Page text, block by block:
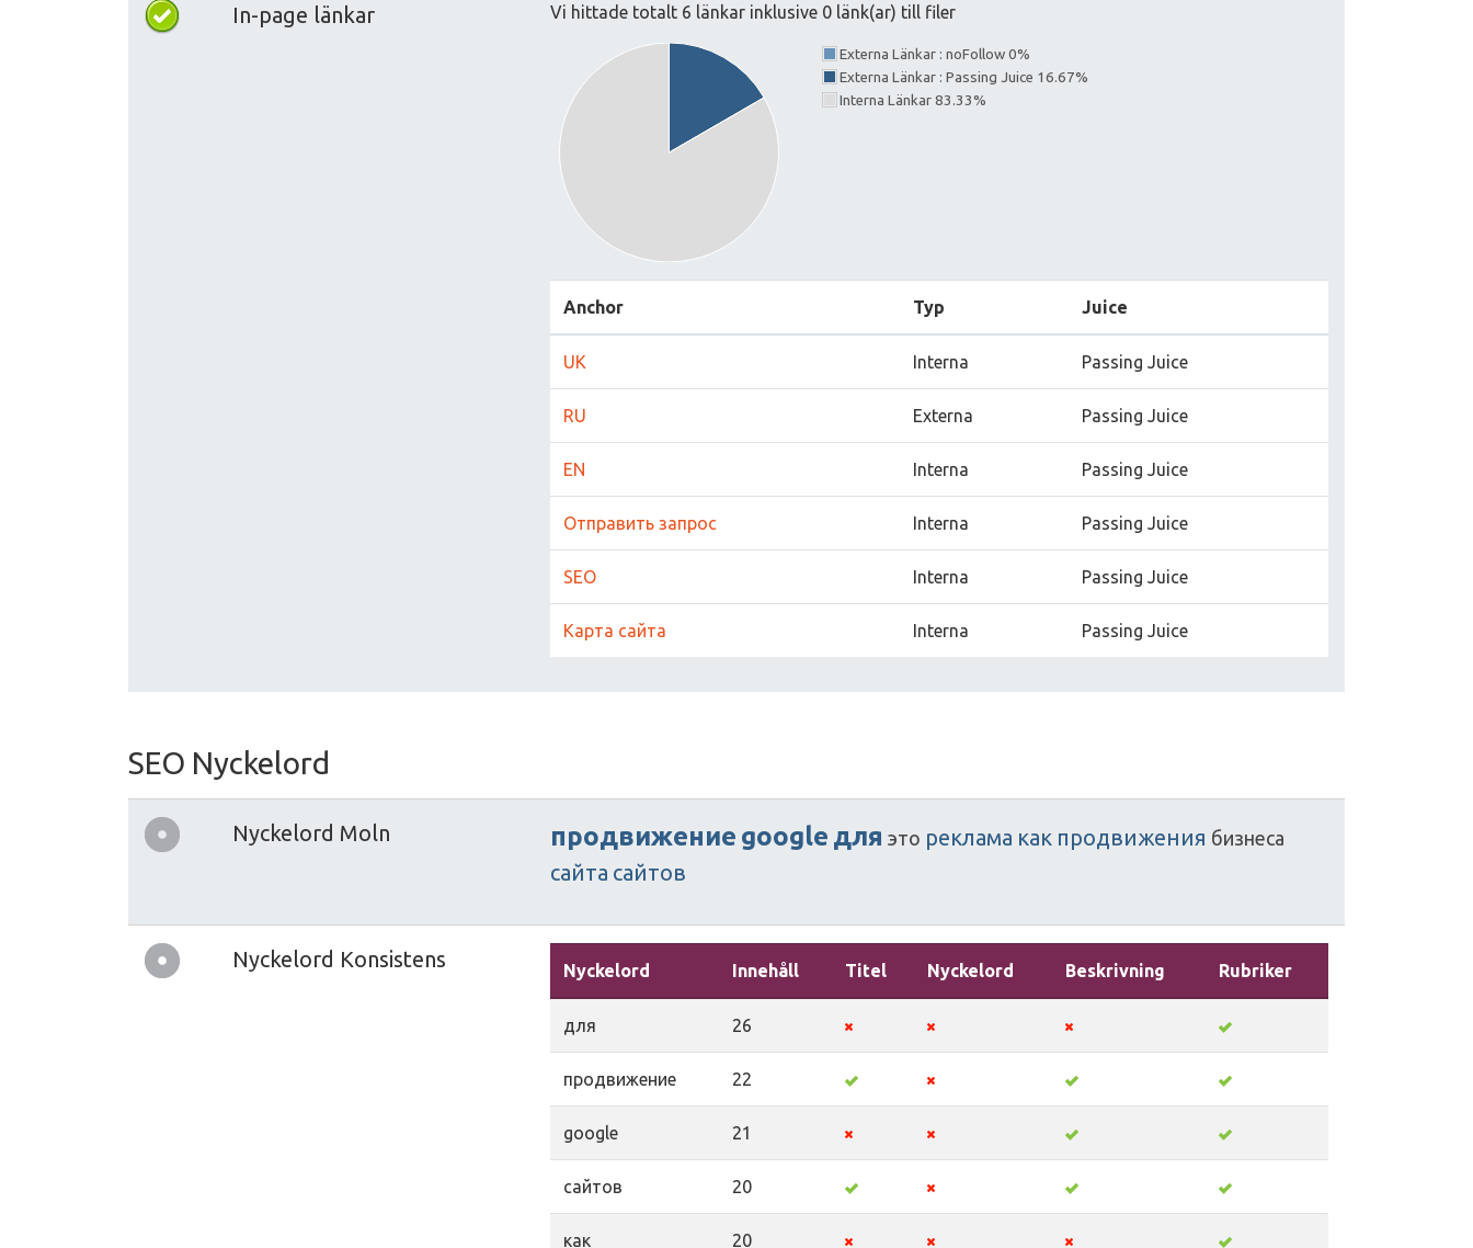
In-page länkar Vi hittade totalt 6 länkar inklusive 0 länk(ar) till filer
Externa Länkar : noFollow 0%
Externa Länkar : Passing Juice 16.67%
Interna Länkar 83.33%
Anchor Typ Juice
UK Interna Passing Juice
RU Externa Passing Juice
EN Interna Passing Juice
Отправить запрос Interna Passing Juice
SEO Interna Passing Juice
Карта сайта Interna Passing Juice
SEO Nyckelord
Nyckelord Moln продвижение google для это реклама как продвижения бизнеса
сайта сайтов
Nyckelord Konsistens Nyckelord Innehåll Titel Nyckelord Beskrivning Rubriker
для 26
продвижение 22
google 21
сайтов 20
как 20